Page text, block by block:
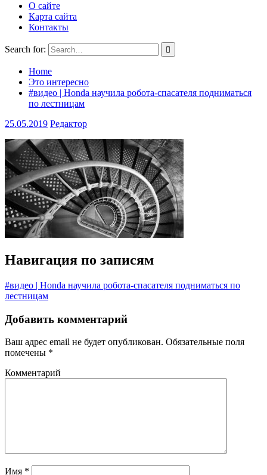
О сайте
Карта сайта
Контакты
Search for:
Home
Это интересно
#видео | Honda научила робота-спасателя подниматься
по лестницам
25.05.2019 Редактор
Навигация по записям
#видео | Honda научила робота-спасателя подниматься по
лестницам
Добавить комментарий
Ваш адрес email не будет опубликован. Обязательные поля
помечены *
Комментарий
Имя *